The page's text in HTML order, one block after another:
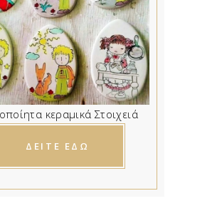
κεραμικά Στοιχειά
ΔΕΙΤΕ ΕΔΩ